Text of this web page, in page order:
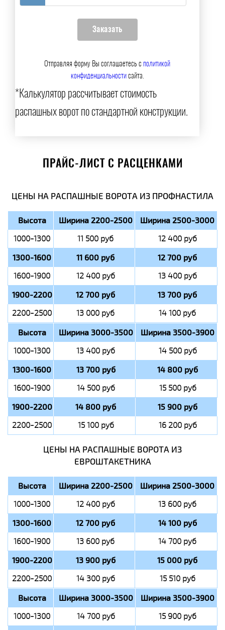
Отправляя форму Вы соглашаетесь сполитикой
конфиденциальностисайта.
*Калькулятор рассчитывает стоимость
распашных ворот по стандартной конструкции.
ПРАЙС-ЛИСТ С РАСЦЕНКАМИ
ЦЕНЫ НА РАСПАШНЫЕ ВОРОТА ИЗ ПРОФНАСТИЛА
Высота Ширина 2200-2500 Ширина 2500-3000
1000-1300 11 500 руб 12 400 руб
1300-1600 11 600 руб 12 700 руб
1600-1900 12 400 руб 13 400 руб
1900-2200 12 700 руб 13 700 руб
2200-2500 13 000 руб 14 100 руб
Высота Ширина 3000-3500 Ширина 3500-3900
1000-1300 13 400 руб 14 500 руб
1300-1600 13 700 руб 14 800 руб
1600-1900 14 500 руб 15 500 руб
1900-2200 14 800 руб 15 900 руб
2200-2500 15 100 руб 16 200 руб
ЦЕНЫ НА РАСПАШНЫЕ ВОРОТА ИЗ
ЕВРОШТАКЕТНИКА
Высота Ширина 2200-2500 Ширина 2500-3000
1000-1300 12 400 руб 13 600 руб
1300-1600 12 700 руб 14 100 руб
1600-1900 13 600 руб 14 700 руб
1900-2200 13 900 руб 15 000 руб
2200-2500 14 300 руб 15 510 руб
Высота Ширина 3000-3500 Ширина 3500-3900
1000-1300 14 700 руб 15 900 руб